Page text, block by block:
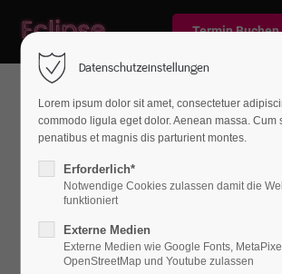
Termin Buchen
Professional Apps
We Provide fast
Installations,
Datenschutzeinstellungen
Lorem ipsum dolor sit amet, consectetuer
commodo ligula eget dolor. Aenean massa. Cum
penatibus et magnis dis parturient montes.
Erforderlich*
Notwendige Cookies zulassen damit die
funktioniert
Externe Medien
Externe Medien wie Google Fonts,
OpenStreetMap und Youtube zulassen